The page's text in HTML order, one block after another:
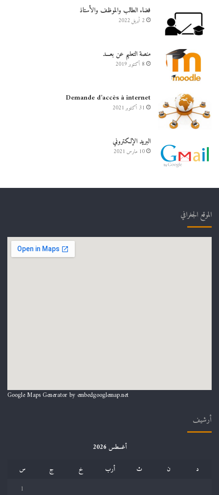
فضاء الطالب والموظف والأستاذ
2 أبريل 2022
منصة التعليم عن بعـــد
8 أكتوبر 2019
Demande d’accès à internet
31 أكتوبر 2021
البريد الإلكتروني
10 مارس 2021
الموقع الجغرافي
Google Maps Generator by embedgooglemap.net
أرشيف
أغسطس 2026
د
ن ث أرب خ ج
س
1